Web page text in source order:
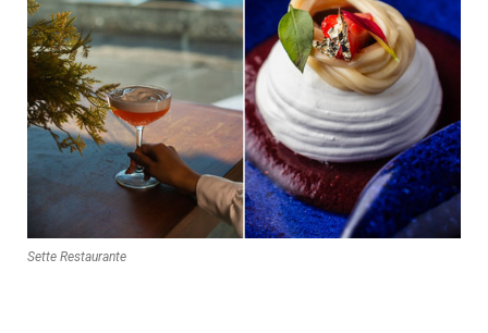
Sette Restaurante